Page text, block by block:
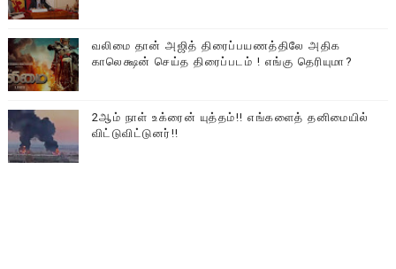
வலிமை தான் அஜித் திரைப்பயணத்திலே அதிக
காலெக்ஷன் செய்த திரைப்படம் ! எங்கு தெரியுமா?
2ஆம் நாள் உக்ரைன் யுத்தம்!! எங்களைத் தனிமையில்
விட்டுவிட்டுனர்!!